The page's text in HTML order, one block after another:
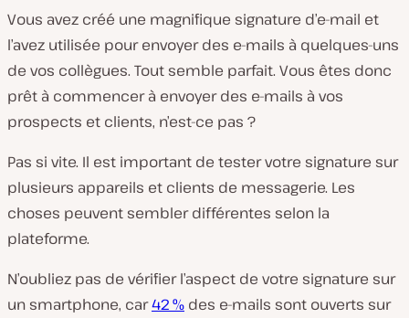
Vous avez créé une magnifique signature d’e-mail et
l’avez utilisée pour envoyer des e-mails à quelques-uns
de vos collègues. Tout semble parfait. Vous êtes donc
prêt à commencer à envoyer des e-mails à vos
prospects et clients, n’est-ce pas ?
Pas si vite. Il est important de tester votre signature sur
plusieurs appareils et clients de messagerie. Les
choses peuvent sembler différentes selon la
plateforme.
N’oubliez pas de vérifier l’aspect de votre signature sur
un smartphone, car42 % des e-mails sont ouverts sur